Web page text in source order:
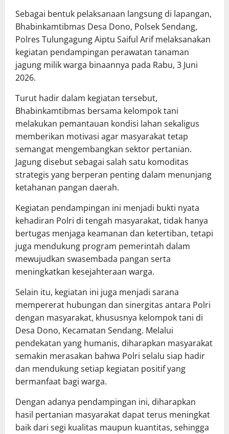
Sebagai bentuk pelaksanaan langsung di lapangan,
Bhabinkamtibmas Desa Dono, Polsek Sendang,
Polres Tulungagung Aiptu Saiful Arif melaksanakan
kegiatan pendampingan perawatan tanaman
jagung milik warga binaannya pada Rabu, 3 Juni
2026.
Turut hadir dalam kegiatan tersebut,
Bhabinkamtibmas bersama kelompok tani
melakukan pemantauan kondisi lahan sekaligus
memberikan motivasi agar masyarakat tetap
semangat mengembangkan sektor pertanian.
Jagung disebut sebagai salah satu komoditas
strategis yang berperan penting dalam menunjang
ketahanan pangan daerah.
Kegiatan pendampingan ini menjadi bukti nyata
kehadiran Polri di tengah masyarakat, tidak hanya
bertugas menjaga keamanan dan ketertiban, tetapi
juga mendukung program pemerintah dalam
mewujudkan swasembada pangan serta
meningkatkan kesejahteraan warga.
Selain itu, kegiatan ini juga menjadi sarana
mempererat hubungan dan sinergitas antara Polri
dengan masyarakat, khususnya kelompok tani di
Desa Dono, Kecamatan Sendang. Melalui
pendekatan yang humanis, diharapkan masyarakat
semakin merasakan bahwa Polri selalu siap hadir
dan mendukung setiap kegiatan positif yang
bermanfaat bagi warga.
Dengan adanya pendampingan ini, diharapkan
hasil pertanian masyarakat dapat terus meningkat
baik dari segi kualitas maupun kuantitas, sehingga